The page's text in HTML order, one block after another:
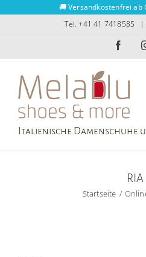
🚚 Versandkostenfrei ab
Tel. +41 41 7418585 |
Italienische Damenschuhe
RIA
Startseite